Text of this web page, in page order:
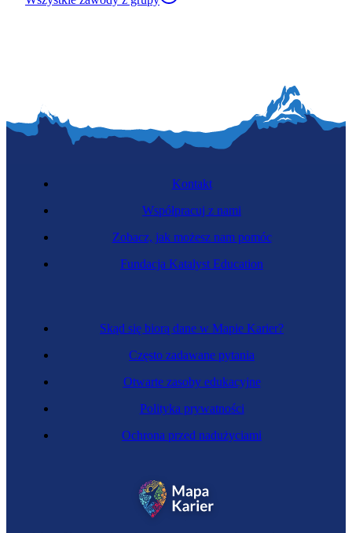
Skąd się biorą dane w Mapie Karier?
Często zadawane pytania
Otwarte zasoby edukacyjne
Polityka prywatności
Ochrona przed nadużyciami
Kontakt
Współpracuj z nami
Zobacz, jak możesz nam pomóc
Fundacja Katalyst Education